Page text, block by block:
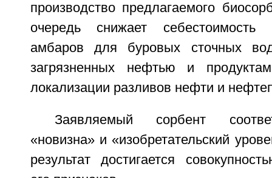
производство предлагаемого
очередь снижает себестоимость
амбаров для буровых сточных
загрязненных нефтью и
локализации разливов нефти и
Заявляемый сорбент
«новизна» и «изобретательский
результат достигается